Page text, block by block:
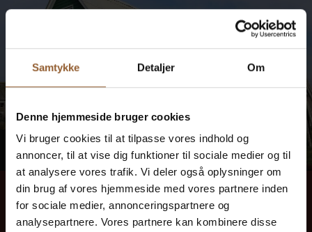
Samtykke Detaljer Om
Denne hjemmeside bruger cookies
Vi bruger cookies til at tilpasse vores indhold og
annoncer, til at vise dig funktioner til sociale medier og til
at analysere vores trafik. Vi deler også oplysninger om
din brug af vores hjemmeside med vores partnere inden
for sociale medier, annonceringspartnere og
analysepartnere. Vores partnere kan kombinere disse
MANDAG
24
24. august kl. 13:00-16:00
Kræ Justs Redskabshus